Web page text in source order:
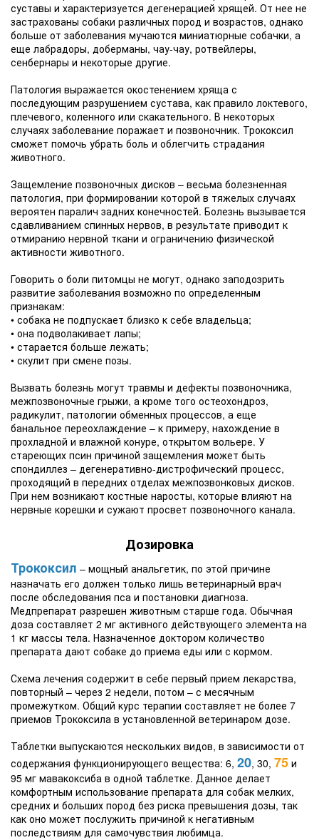
суставы и характеризуется дегенерацией хрящей. От нее не
застрахованы собаки различных пород и возрастов, однако
больше от заболевания мучаются миниатюрные собачки, а
еще лабрадоры, доберманы, чау-чау, ротвейлеры,
сенбернары и некоторые другие.
Патология выражается окостенением хряща с
последующим разрушением сустава, как правило локтевого,
плечевого, коленного или скакательного. В некоторых
случаях заболевание поражает и позвоночник. Трококсил
сможет помочь убрать боль и облегчить страдания
животного.
Защемление позвоночных дисков – весьма болезненная
патология, при формировании которой в тяжелых случаях
вероятен паралич задних конечностей. Болезнь вызывается
сдавливанием спинных нервов, в результате приводит к
отмиранию нервной ткани и ограничению физической
активности животного.
Говорить о боли питомцы не могут, однако заподозрить
развитие заболевания возможно по определенным
признакам:
• собака не подпускает близко к себе владельца;
• она подволакивает лапы;
• старается больше лежать;
• скулит при смене позы.
Вызвать болезнь могут травмы и дефекты позвоночника,
межпозвоночные грыжи, а кроме того остеохондроз,
радикулит, патологии обменных процессов, а еще
банальное переохлаждение – к примеру, нахождение в
прохладной и влажной конуре, открытом вольере. У
стареющих псин причиной защемления может быть
спондиллез – дегенеративно-дистрофический процесс,
проходящий в передних отделах межпозвонковых дисков.
При нем возникают костные наросты, которые влияют на
нервные корешки и сужают просвет позвоночного канала.
Дозировка
Трококсил – мощный анальгетик, по этой причине
назначать его должен только лишь ветеринарный врач
после обследования пса и постановки диагноза.
Медпрепарат разрешен животным старше года. Обычная
доза составляет 2 мг активного действующего элемента на
1 кг массы тела. Назначенное доктором количество
препарата дают собаке до приема еды или с кормом.
Схема лечения содержит в себе первый прием лекарства,
повторный – через 2 недели, потом – с месячным
промежутком. Общий курс терапии составляет не более 7
приемов Трококсила в установленной ветеринаром дозе.
Таблетки выпускаются нескольких видов, в зависимости от
содержания функционирующего вещества: 6, 20, 30, 75 и
95 мг мавакоксиба в одной таблетке. Данное делает
комфортным использование препарата для собак мелких,
средних и больших пород без риска превышения дозы, так
как оно может послужить причиной к негативным
последствиям для самочувствия любимца.